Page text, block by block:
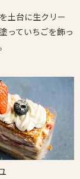
土台に生クリー
っていちごを飾っ